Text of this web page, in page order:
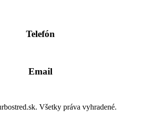
Telefón
Email
Všetky práva vyhradené.